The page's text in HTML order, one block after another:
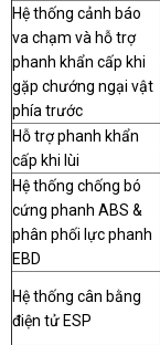
Hệ thống cảnh báo
va chạm và hỗ trợ
phanh khẩn cấp khi
gặp chướng ngại vật
phía trước
Hỗ trợ phanh khẩn
cấp khi lùi
Hệ thống chống bó
cứng phanh ABS &
phân phối lực phanh
EBD
Hệ thống cân bằng
điện tử ESP